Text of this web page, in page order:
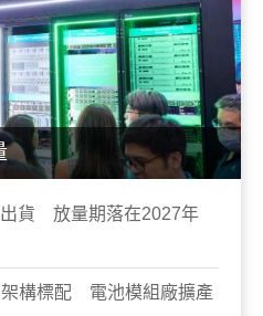
貨 放量期落在2027年
構標配 電池模組廠擴產